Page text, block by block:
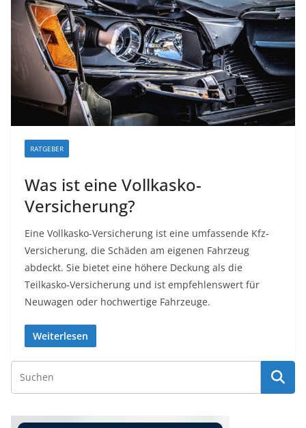
RATGEBER
Was ist eine Vollkasko-
Versicherung?
Eine Vollkasko-Versicherung ist eine umfassende Kfz-
Versicherung, die Schäden am eigenen Fahrzeug
abdeckt. Sie bietet eine höhere Deckung als die
Teilkasko-Versicherung und ist empfehlenswert für
Neuwagen oder hochwertige Fahrzeuge.
Weiterlesen